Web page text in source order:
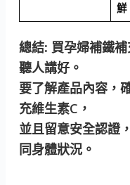
鮮
總結: 買孕婦補鐵
聽人講好。
要了解產品內容，
充維生素C，
並且留意安全認證
同身體狀況。